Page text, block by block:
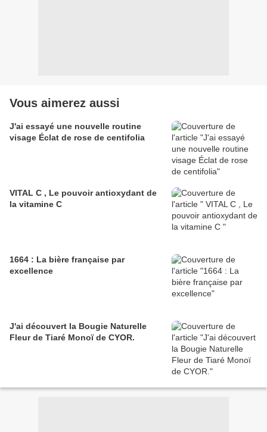
Vous aimerez aussi
J'ai essayé une nouvelle routine
visage Éclat de rose de centifolia
VITAL C , Le pouvoir antioxydant de
la vitamine C
1664 : La bière française par
excellence
J'ai découvert la Bougie Naturelle
Fleur de Tiaré Monoï de CYOR.